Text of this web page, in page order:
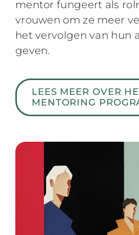
mentor fungeert als
vrouwen om ze meer
het vervolgen van hun
geven.
LEES MEER OVER
MENTORING